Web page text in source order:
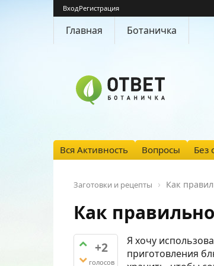
ВходРегистрация
Главная Ботаничка
Вся Активность Вопросы Без
Заготовки и рецепты Как
Как
+2
голосов
Я хочу
приготовления